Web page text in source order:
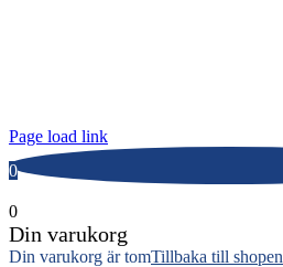
Page load link
0
0
Din varukorg
Din varukorg är tomTillbaka till shopen